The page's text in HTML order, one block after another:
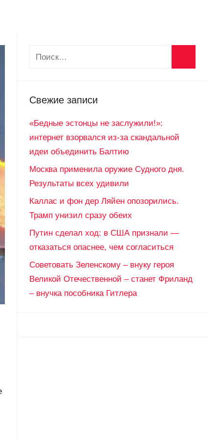
Свежие записи
«Бедные эстонцы не заслужили!»:
интернет взорвался из-за скандальной
идеи объединить Балтию
Москва применила оружие Судного дня.
Результаты всех удивили
Каллас и фон дер Ляйен опозорились.
Трамп унизил сразу обеих
Путин сделал ход: в США признали —
отказаться опаснее, чем согласиться
Советовать Зеленскому – внуку героя
Великой Отечественной – станет Фриланд
– внучка пособника Гитлера